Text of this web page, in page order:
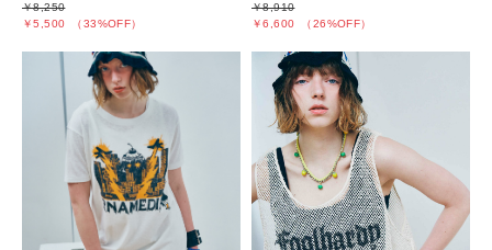
￥5,500 （33%OFF）
￥8,250
￥6,600 （26%OFF）
￥8,910